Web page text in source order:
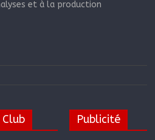
et à la production
Club Publicité